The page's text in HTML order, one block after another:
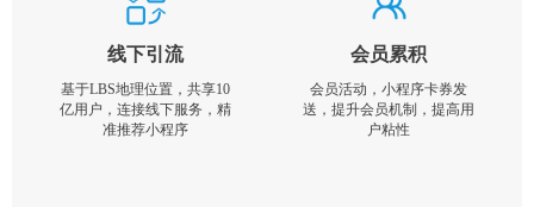
线下引流
基于LBS地理位置，共享10
亿用户，连接线下服务，精
准推荐小程序
会员累积
会员活动，小程序卡券发
送，提升会员机制，提高用
户粘性